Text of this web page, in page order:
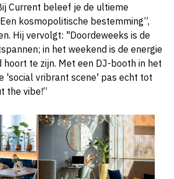
Current beleef je de ultieme
kosmopolitische bestemming”,
Hij vervolgt: "Doordeweeks is de
in het weekend is de energie
hoort te zijn. Met een DJ-booth in het
'social vribrant scene' pas echt tot
the vibe!“